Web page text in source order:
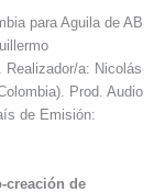
para Aguila de AB
a: Nicolás
Prod. Audio
de Emisión:
creación de